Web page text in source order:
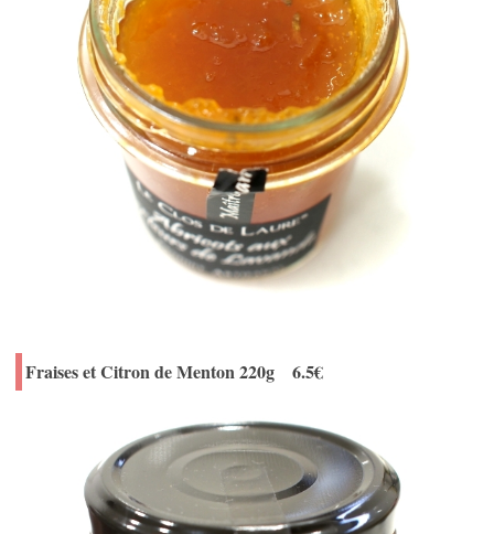
Fraises et Citron de Menton 220g 6.5€